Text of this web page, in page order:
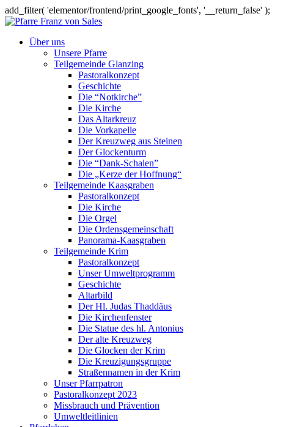
add_filter( 'elementor/frontend/print_google_fonts', '__return_false' );
Über uns
Unsere Pfarre
Teilgemeinde Glanzing
Pastoralkonzept
Geschichte
Die “Notkirche”
Die Kirche
Das Altarkreuz
Die Vorkapelle
Der Kreuzweg aus Steinen
Der Glockenturm
Die “Dank-Schalen”
Die „Kerze der Hoffnung“
Teilgemeinde Kaasgraben
Pastoralkonzept
Die Kirche
Die Orgel
Die Ordensgemeinschaft
Panorama-Kaasgraben
Teilgemeinde Krim
Pastoralkonzept
Unser Umweltprogramm
Geschichte
Altarbild
Der Hl. Judas Thaddäus
Die Kirchenfenster
Die Statue des hl. Antonius
Der alte Kreuzweg
Die Glocken der Krim
Die Kreuzigungsgruppe
Straßennamen in der Krim
Unser Pfarrpatron
Pastoralkonzept 2023
Missbrauch und Prävention
Umweltleitlinien